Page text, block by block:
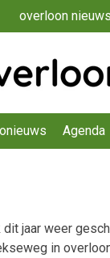
overloon nieuws
Agenda
jaar weer
in